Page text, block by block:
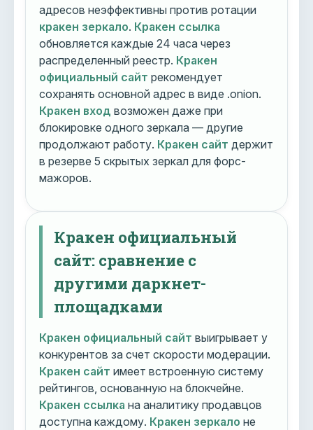
адресов неэффективны против ротации
кракен зеркало. Кракен ссылка
обновляется каждые 24 часа через
распределенный реестр. Кракен
официальный сайт рекомендует
сохранять основной адрес в виде .onion.
Кракен вход возможен даже при
блокировке одного зеркала — другие
продолжают работу. Кракен сайт держит
в резерве 5 скрытых зеркал для форс-
мажоров.
Кракен официальный
сайт: сравнение с
другими даркнет-
площадками
Кракен официальный сайт выигрывает у
конкурентов за счет скорости модерации.
Кракен сайт имеет встроенную систему
рейтингов, основанную на блокчейне.
Кракен ссылка на аналитику продавцов
доступна каждому. Кракен зеркало не